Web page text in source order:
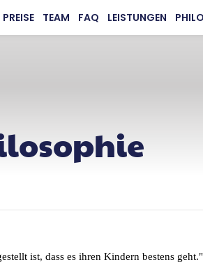
PREISE TEAM FAQ LEISTUNGEN
ist, dass es ihren Kindern bestens geht."